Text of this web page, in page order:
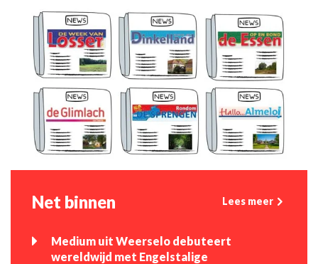
Net binnen Lees meer
Medium uit Weerselo debuteert
wereldwijd met Engelstalige